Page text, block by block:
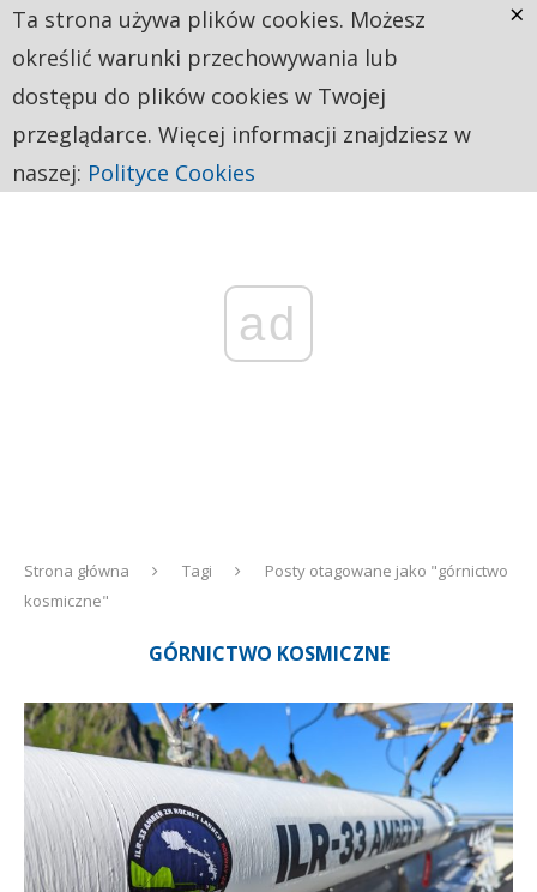
ad
Strona główna Tagi
Posty otagowane jako "górnictwo
kosmiczne"
GÓRNICTWO KOSMICZNE
Ta strona używa plików cookies. Możesz
określić warunki przechowywania lub
dostępu do plików cookies w Twojej
przeglądarce. Więcej informacji znajdziesz w
naszej: Polityce Cookies
×